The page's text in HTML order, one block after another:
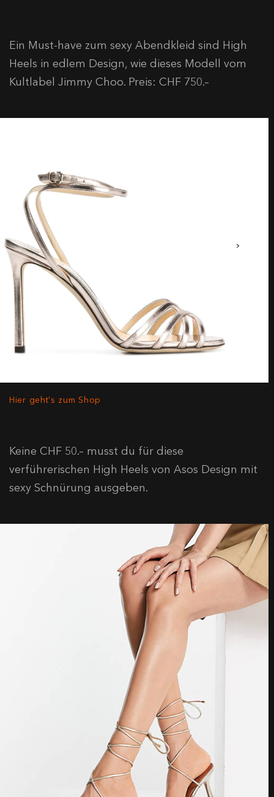
Ein Must-have zum sexy Abendkleid sind High
Heels in edlem Design, wie dieses Modell vom
Kultlabel Jimmy Choo. Preis: CHF 750.–
Hier geht's zum Shop
Keine CHF 50.– musst du für diese
verführerischen High Heels von Asos Design mit
sexy Schnürung ausgeben.